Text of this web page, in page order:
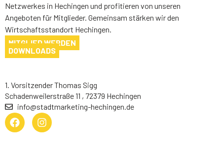
Netzwerkes in Hechingen und profitieren von unseren
Angeboten für Mitglieder. Gemeinsam stärken wir den
Wirtschaftsstandort Hechingen.
MITGLIED WERDEN
DOWNLOADS
1. Vorsitzender Thomas Sigg
Schadenweilerstraße 11 , 72379 Hechingen
info@stadtmarketing-hechingen.de